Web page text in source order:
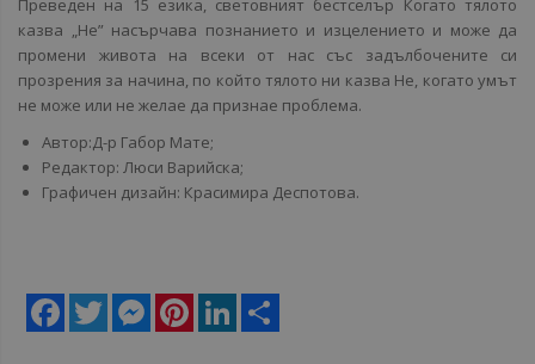
Преведен на 15 езика, световният бестселър Когато тялото
казва „Не” насърчава познанието и изцелението и може да
промени живота на всеки от нас със задълбочените си
прозрения за начина, по който тялото ни казва Не, когато умът
не може или не желае да признае проблема.
Автор:Д-р Габор Мате;
Редактор: Люси Варийска;
Графичен дизайн: Красимира Деспотова.
Facebook
Twitter MessengerPinterestLinkedIn